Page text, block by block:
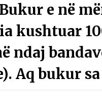
E
e në
kushtuar
ndaj
Aq bukur